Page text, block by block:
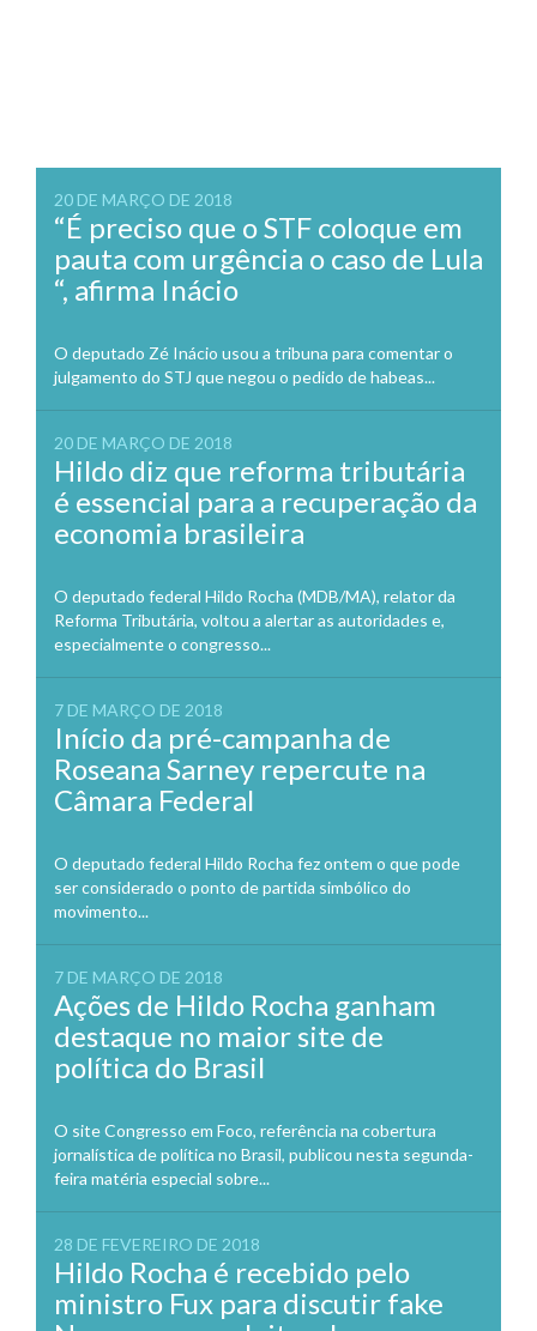
20 DE MARÇO DE 2018
“É preciso que o STF coloque em
pauta com urgência o caso de Lula
“, afirma Inácio
O deputado Zé Inácio usou a tribuna para comentar o
julgamento do STJ que negou o pedido de habeas...
20 DE MARÇO DE 2018
Hildo diz que reforma tributária
é essencial para a recuperação da
economia brasileira
O deputado federal Hildo Rocha (MDB/MA), relator da
Reforma Tributária, voltou a alertar as autoridades e,
especialmente o congresso...
7 DE MARÇO DE 2018
Início da pré-campanha de
Roseana Sarney repercute na
Câmara Federal
O deputado federal Hildo Rocha fez ontem o que pode
ser considerado o ponto de partida simbólico do
movimento...
7 DE MARÇO DE 2018
Ações de Hildo Rocha ganham
destaque no maior site de
política do Brasil
O site Congresso em Foco, referência na cobertura
jornalística de política no Brasil, publicou nesta segunda-
feira matéria especial sobre...
28 DE FEVEREIRO DE 2018
Hildo Rocha é recebido pelo
ministro Fux para discutir fake